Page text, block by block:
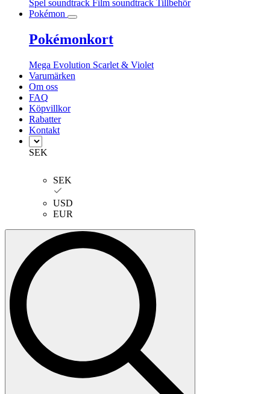
Spel soundtrack Film soundtrack Tillbehör
Pokémon
Pokémonkort
Mega Evolution Scarlet & Violet
Varumärken
Om oss
FAQ
Köpvillkor
Rabatter
Kontakt
SEK
SEK
USD
EUR